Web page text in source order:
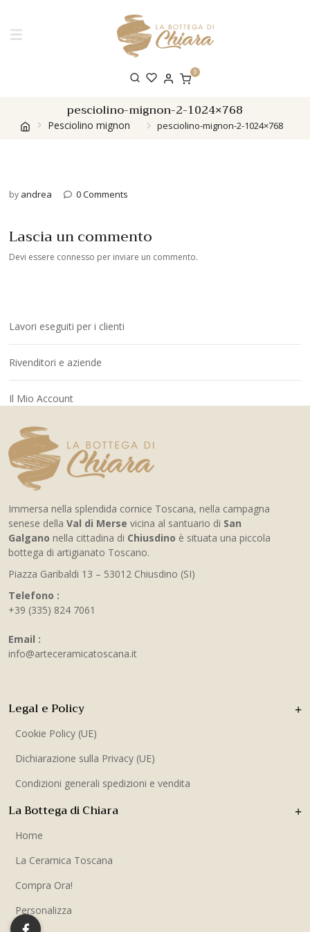
0
pesciolino-mignon-2-1024×768
Pesciolino mignon pesciolino-mignon-2-1024×768
by andrea 0 Comments
Lascia un commento
Devi essere connesso per inviare un commento.
Lavori eseguiti per i clienti
Rivenditori e aziende
Il Mio Account
Immersa nella splendida cornice Toscana, nella campagna
senese della Val di Merse vicina al santuario di San
Galgano nella cittadina di Chiusdino è situata una piccola
bottega di artigianato Toscano.
Piazza Garibaldi 13 – 53012 Chiusdino (SI)
Telefono :
+39 (335) 824 7061
Email :
info@arteceramicatoscana.it
La Bottega di Chiara
Home
La Ceramica Toscana
Compra Ora!
Personalizza
Legal e Policy
Cookie Policy (UE)
Dichiarazione sulla Privacy (UE)
Condizioni generali spedizioni e vendita